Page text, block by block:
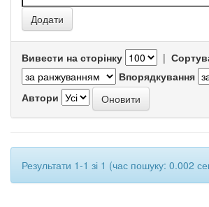
Вивести на сторінку |
Впорядкування
Автори
Результати 1-1 зі 1 (час пошуку: 0.002